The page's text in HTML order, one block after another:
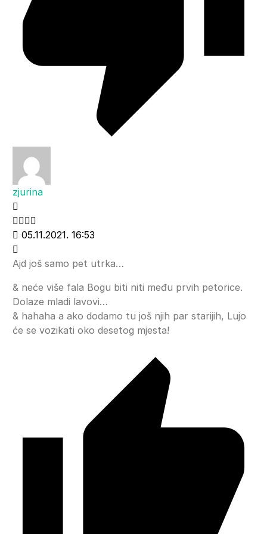
zjurina
05.11.2021. 16:53
Ajd još samo pet utrka…
& neće više fala Bogu biti niti među prvih petorice.
Dolaze mladi lavovi…
& hahaha a ako dodamo tu još njih par starijih, Lujo
će se vozikati oko desetog mjesta!